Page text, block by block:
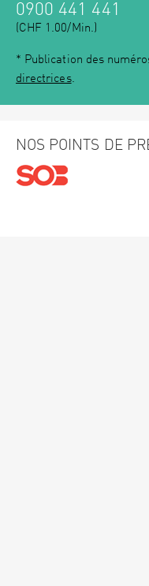
0900 441 441
(CHF 1.00/Min.)
* Publication des
directrices.
NOS POINTS DE